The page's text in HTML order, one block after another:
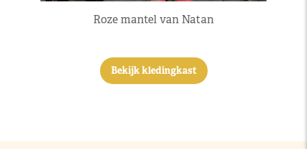
Roze mantel van Natan
Bekijk kledingkast